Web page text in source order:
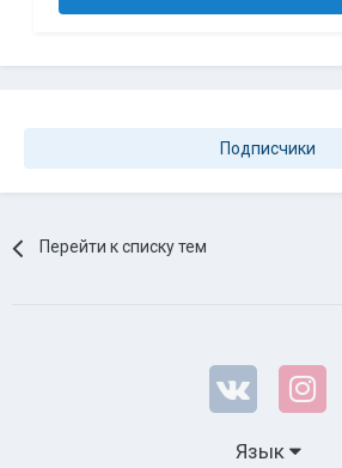
Подписчики
Перейти к списку тем
Язык